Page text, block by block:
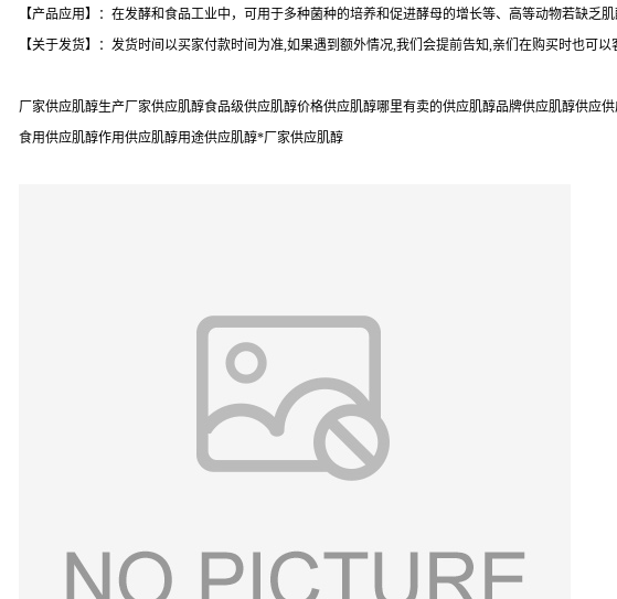
【产品应用】：在发酵和食品工业中，可用于多种菌种的培养和促进酵母的增长等、高等动物若缺乏
【关于发货】：发货时间以买家付款时间为准,如果遇到额外情况,我们会提前告知,亲们在购买时也可以
厂家供应肌醇生产厂家供应肌醇食品级供应肌醇价格供应肌醇哪里有卖的供应肌醇品牌供应肌醇供应
食用供应肌醇作用供应肌醇用途供应肌醇*厂家供应肌醇